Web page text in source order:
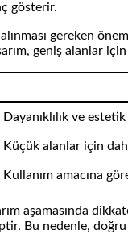
gösterir.
gereken
geniş alanlar
Dayanıklılık ve
Küçük alanlar için
Kullanım amacına
aşamasında
Bu nedenle,